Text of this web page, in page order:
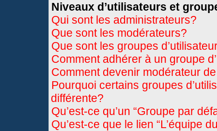
Niveaux d’utilisateurs et
Qui sont les administrateurs?
Que sont les modérateurs?
Que sont les groupes
Comment adhérer à un groupe
Comment devenir modérateur
Pourquoi certains groupes
différente?
Qu’est-ce qu’un “Groupe par
Qu’est-ce que le lien “L’équipe